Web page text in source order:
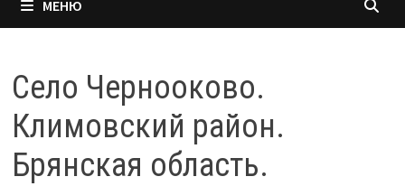
МЕНЮ
Село Чернооково.
Климовский район.
Брянская область.